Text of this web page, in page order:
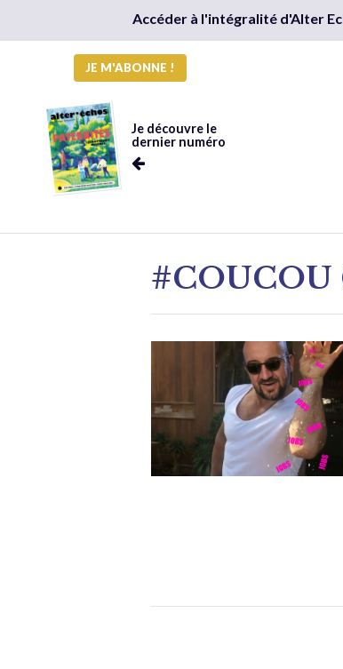
Accéder à l'intégralité d'Alter
JE M'ABONNE !
Je découvre le
dernier numéro
#COUCOU